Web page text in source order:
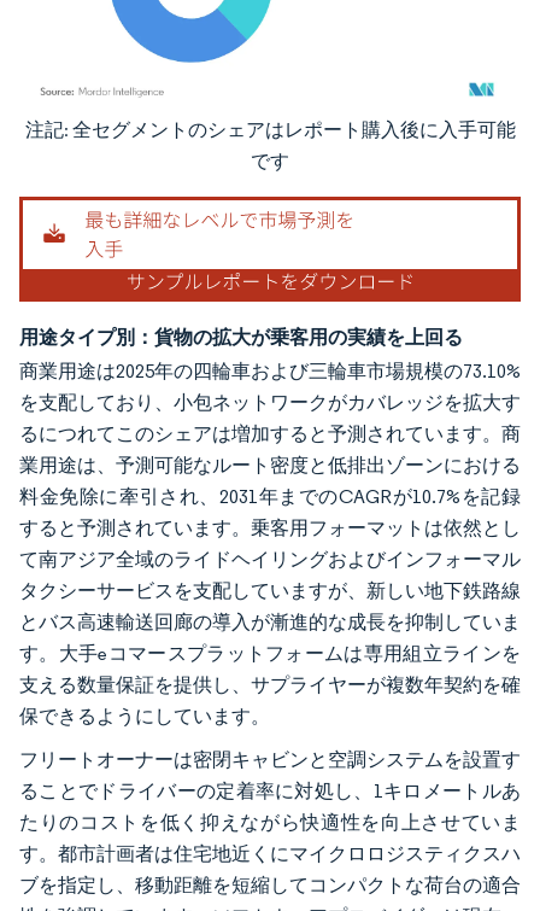
画像 © Mordor Intelligence。再利用にはCC BY 4.0の表示が必要です。
注記: 全セグメントのシェアはレポート購入後に入手可能
です
用途タイプ別：貨物の拡大が乗客用の実績を上回る
商業用途は2025年の四輪車および三輪車市場規模の73.10%
を支配しており、小包ネットワークがカバレッジを拡大す
るにつれてこのシェアは増加すると予測されています。商
業用途は、予測可能なルート密度と低排出ゾーンにおける
料金免除に牽引され、2031年までのCAGRが10.7%を記録
すると予測されています。乗客用フォーマットは依然とし
て南アジア全域のライドヘイリングおよびインフォーマル
タクシーサービスを支配していますが、新しい地下鉄路線
とバス高速輸送回廊の導入が漸進的な成長を抑制していま
す。大手eコマースプラットフォームは専用組立ラインを
支える数量保証を提供し、サプライヤーが複数年契約を確
保できるようにしています。
フリートオーナーは密閉キャビンと空調システムを設置す
ることでドライバーの定着率に対処し、1キロメートルあ
たりのコストを低く抑えながら快適性を向上させていま
す。都市計画者は住宅地近くにマイクロロジスティクスハ
ブを指定し、移動距離を短縮してコンパクトな荷台の適合